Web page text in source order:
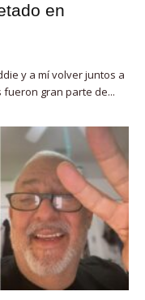
en
y a mí volver juntos a
fueron gran parte de...